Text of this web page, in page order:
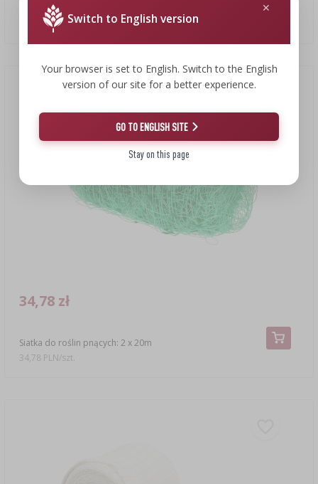
Siatka cieniująca (80%, 140 g/m2) 0,9x5 m, grafitowa
41,99 PLN/szt.
Siatka do roślin pnących: 2 x 20m
34,78 zł
34,78 PLN/szt.
Switch to English version
Your browser is set to English. Switch to the English
version of our site for a better experience.
GO TO ENGLISH SITE
Stay on this page